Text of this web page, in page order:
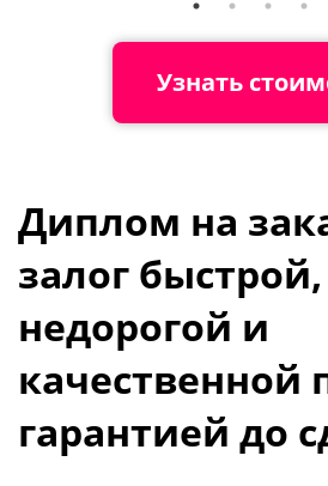
Узнать
Диплом на
залог быстрой,
недорогой и
гарантией до